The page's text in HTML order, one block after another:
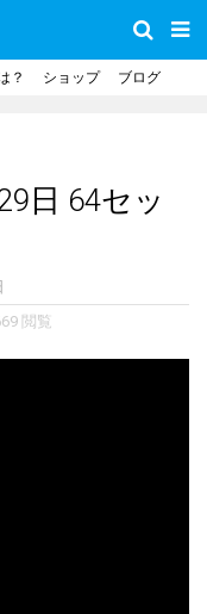
？ ショップ ブログ
日 64セッ
閲覧